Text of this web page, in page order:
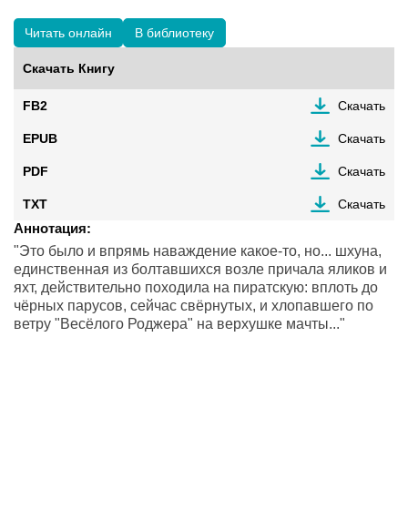
Читать онлайн В библиотеку
Скачать Книгу
FB2 Скачать
EPUB Скачать
PDF Скачать
TXT Скачать
Аннотация:
"Этo было и впрямь наваждение какое-то, но... шхуна,
единственная из болтавшихся возле причала яликов и
яхт, действительно походила на пиратскую: вплоть до
чёрных парусов, сейчас свёрнутых, и хлопавшего по
ветру "Весёлого Роджера" на верхушке мачты..."